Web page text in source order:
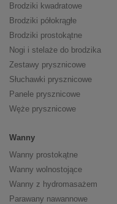
Brodziki kwadratowe
Brodziki półokrągłe
Brodziki prostokątne
Nogi i stelaże do brodzika
Zestawy prysznicowe
Słuchawki prysznicowe
Panele prysznicowe
Węże prysznicowe
Wanny
Wanny prostokątne
Wanny wolnostojące
Wanny z hydromasażem
Parawany nawannowe